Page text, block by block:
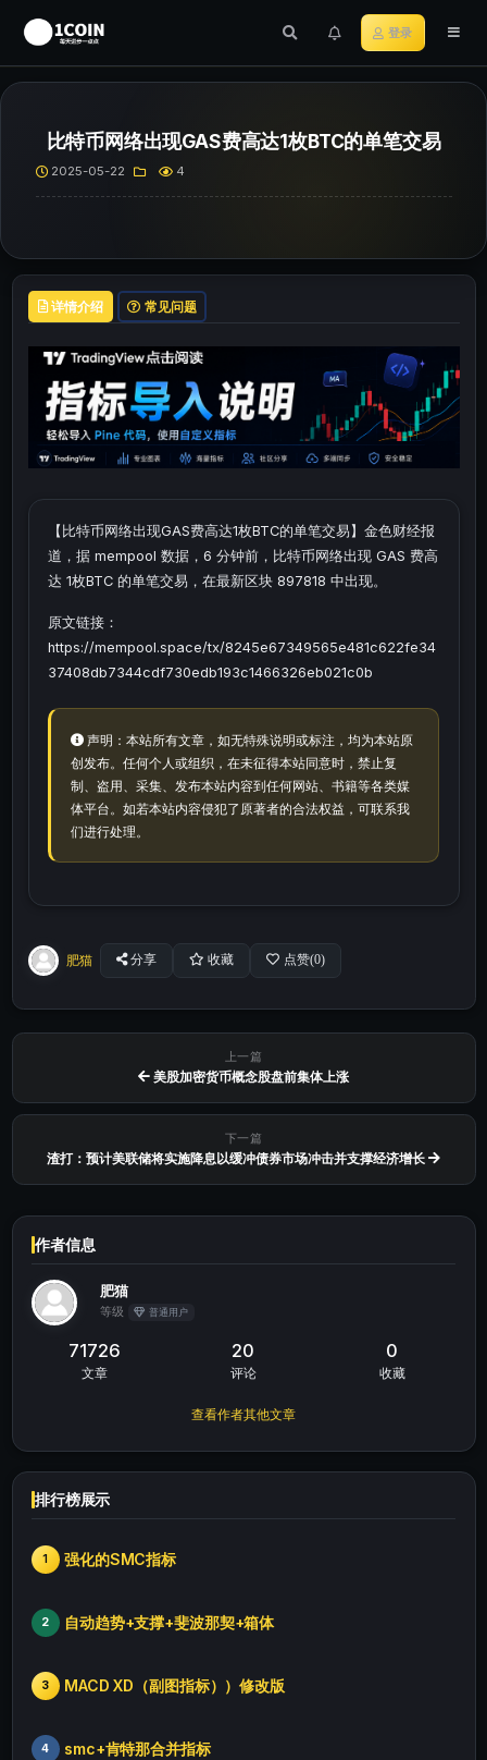
登录
比特币网络出现GAS费高达1枚BTC的单笔交易
2025-05-22 4
详情介绍 常见问题
【比特币网络出现GAS费高达1枚BTC的单笔交易】金色财经报
道，据 mempool 数据，6 分钟前，比特币网络出现 GAS 费高
达 1枚BTC 的单笔交易，在最新区块 897818 中出现。
原文链接：
https://mempool.space/tx/8245e67349565e481c622fe34
37408db7344cdf730edb193c1466326eb021c0b
声明：本站所有文章，如无特殊说明或标注，均为本站原
创发布。任何个人或组织，在未征得本站同意时，禁止复
制、盗用、采集、发布本站内容到任何网站、书籍等各类媒
体平台。如若本站内容侵犯了原著者的合法权益，可联系我
们进行处理。
肥猫 分享 收藏 点赞(0)
上一篇
美股加密货币概念股盘前集体上涨
下一篇
渣打：预计美联储将实施降息以缓冲债券市场冲击并支撑经济增长
作者信息
肥猫
等级 普通用户
71726
文章
20
评论
0
收藏
查看作者其他文章
排行榜展示
1 强化的SMC指标
2 自动趋势+支撑+斐波那契+箱体
3 MACD XD（副图指标））修改版
4 smc+肯特那合并指标